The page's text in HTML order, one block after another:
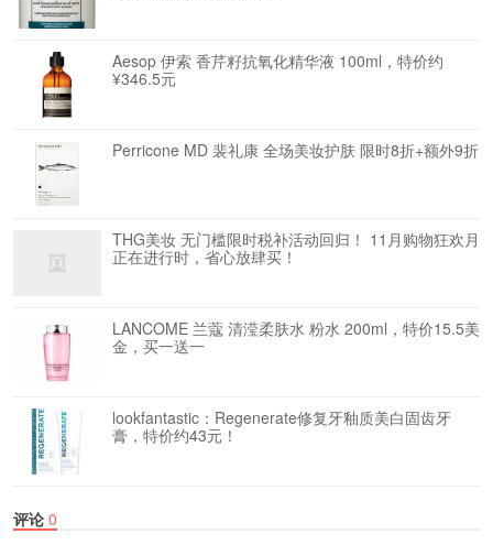
Aesop 伊索 香芹籽抗氧化精华液 100ml，特价约
¥346.5元
Perricone MD 裴礼康 全场美妆护肤 限时8折+额外9折
THG美妆 无门槛限时税补活动回归！ 11月购物狂欢月
正在进行时，省心放肆买！
LANCOME 兰蔻 清滢柔肤水 粉水 200ml，特价15.5美
金，买一送一
lookfantastic：Regenerate修复牙釉质美白固齿牙
膏，特价约43元！
评论 0